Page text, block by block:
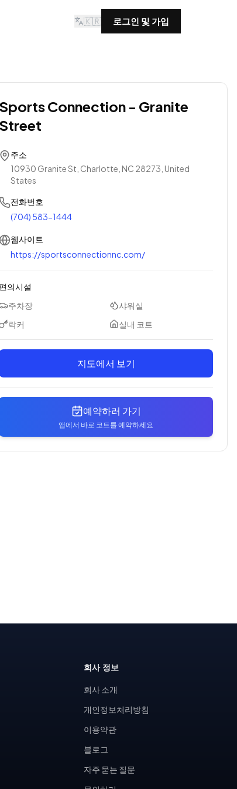
🇰🇷 로그인 및 가입
Sports Connection - Granite
Street
주소
10930 Granite St, Charlotte, NC 28273, United
States
전화번호
(704) 583-1444
웹사이트
https://sportsconnectionnc.com/
의시설
주차장
샤워실
락커
실내 코트
지도에서 보기
예약하러 가기
앱에서 바로 코트를 예약하세요
회사 정보
회사 소개
개인정보처리방침
이용약관
블로그
자주 묻는 질문